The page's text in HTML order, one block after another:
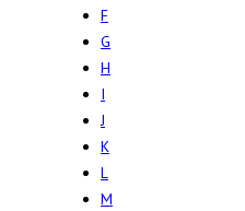
F
G
H
I
J
K
L
M